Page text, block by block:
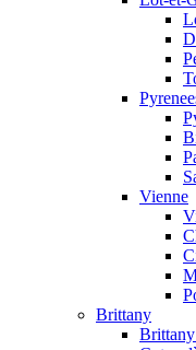
Vienne
Brittany